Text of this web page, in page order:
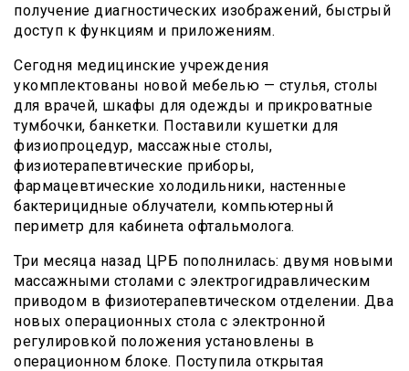
получение диагностических изображений, быстрый
доступ к функциям и приложениям.
Сегодня медицинские учреждения
укомплектованы новой мебелью — стулья, столы
для врачей, шкафы для одежды и прикроватные
тумбочки, банкетки. Поставили кушетки для
физиопроцедур, массажные столы,
физиотерапевтические приборы,
фармацевтические холодильники, настенные
бактерицидные облучатели, компьютерный
периметр для кабинета офтальмолога.
Три месяца назад ЦРБ пополнилась: двумя новыми
массажными столами с электрогидравлическим
приводом в физиотерапевтическом отделении. Два
новых операционных стола с электронной
регулировкой положения установлены в
операционном блоке. Поступила открытая